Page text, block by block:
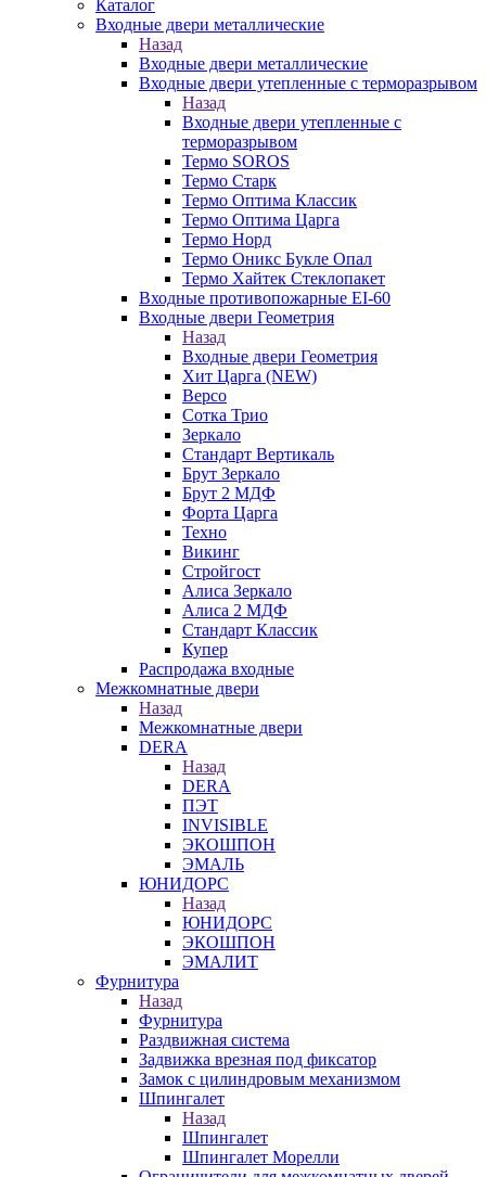
Каталог
Входные двери металлические
Назад
Входные двери металлические
Входные двери утепленные с терморазрывом
Назад
Входные двери утепленные с
терморазрывом
Термо SOROS
Термо Старк
Термо Оптима Классик
Термо Оптима Царга
Термо Норд
Термо Оникс Букле Опал
Термо Хайтек Стеклопакет
Входные противопожарные EI-60
Входные двери Геометрия
Назад
Входные двери Геометрия
Хит Царга (NEW)
Версо
Сотка Трио
Зеркало
Стандарт Вертикаль
Брут Зеркало
Брут 2 МДФ
Форта Царга
Техно
Викинг
Стройгост
Алиса Зеркало
Алиса 2 МДФ
Стандарт Классик
Купер
Распродажа входные
Межкомнатные двери
Назад
Межкомнатные двери
DERA
Назад
DERA
ПЭТ
INVISIBLE
ЭКОШПОН
ЭМАЛЬ
ЮНИДОРС
Назад
ЮНИДОРС
ЭКОШПОН
ЭМАЛИТ
Фурнитура
Назад
Фурнитура
Раздвижная система
Задвижка врезная под фиксатор
Замок с цилиндровым механизмом
Шпингалет
Назад
Шпингалет
Шпингалет Морелли